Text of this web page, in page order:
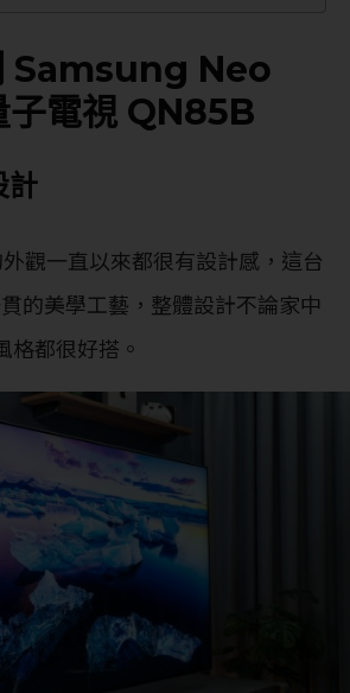
Samsung Neo
子電視 QN85B
計
觀一直以來都很有設計感，這台
的美學工藝，整體設計不論家中
格都很好搭。